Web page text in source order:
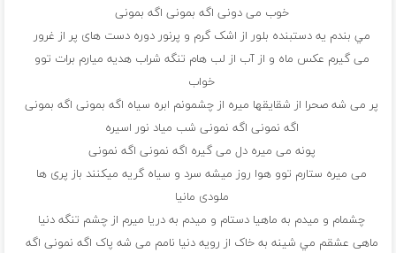
خوب می دونی اگه بمونی اگه بمونی
مي بندم يه دستبنده بلور از اشک گرم و پرنور دوره دست های پر از غرور
می گيرم عكس ماه و از آب از لب هام تنگه شراب هديه ميارم برات توو
خواب
پر می شه صحرا از شقايقها ميره از چشمونم ابره سياه اگه بمونی اگه بمونی
اگه نمونی اگه نمونی شب مياد نور اسيره
پونه می ميره دل می گيره اگه نمونی اگه نمونی
می ميره ستارم توو هوا روز ميشه سرد و سياه گريه ميكنند باز پری ها
ملودی مانیا
چشمام و ميدم به ماهيا دستام و ميدم به دريا ميرم از چشم تنگه دنيا
ماهی عشقم مي شينه به خاک از رویه دنيا نامم می شه پاک اگه نمونی اگه